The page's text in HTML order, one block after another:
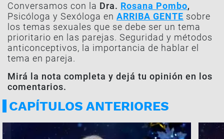
Conversamos con la Dra. Rosana Pombo,
Psicóloga y Sexóloga en ARRIBA GENTE sobre
los temas sexuales que se debe ser un tema
prioritario en las parejas. Seguridad y métodos
anticonceptivos, la importancia de hablar el
tema en pareja.
Mirá la nota completa y dejá tu opinión en los
comentarios.
CAPÍTULOS ANTERIORES